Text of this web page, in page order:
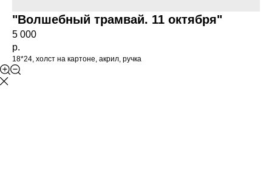
"Волшебный трамвай. 11 октября"
5 000
р.
18*24, холст на картоне, акрил, ручка